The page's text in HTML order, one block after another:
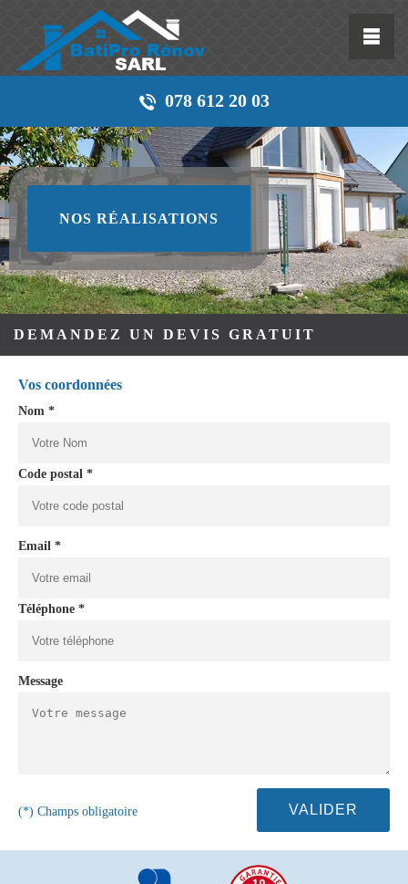
078 612 20 03
NOS RÉALISATIONS
DEMANDEZ UN DEVIS GRATUIT
Vos coordonnées
Nom *
Code postal *
Email *
Téléphone *
Message
(*) Champs obligatoire